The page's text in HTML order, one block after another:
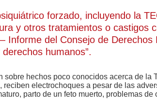
forzado, incluyendo la
y otros tratamientos o castigos
Informe del Consejo de Derechos
humanos”.
sobre hechos poco conocidos acerca de la
reciben electrochoques a pesar de las
parto de un feto muerto, problemas